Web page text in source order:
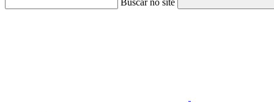
Buscar no site